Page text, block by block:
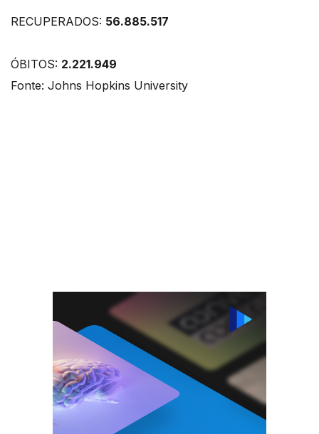
RECUPERADOS: 56.885.517
ÓBITOS: 2.221.949
Fonte: Johns Hopkins University